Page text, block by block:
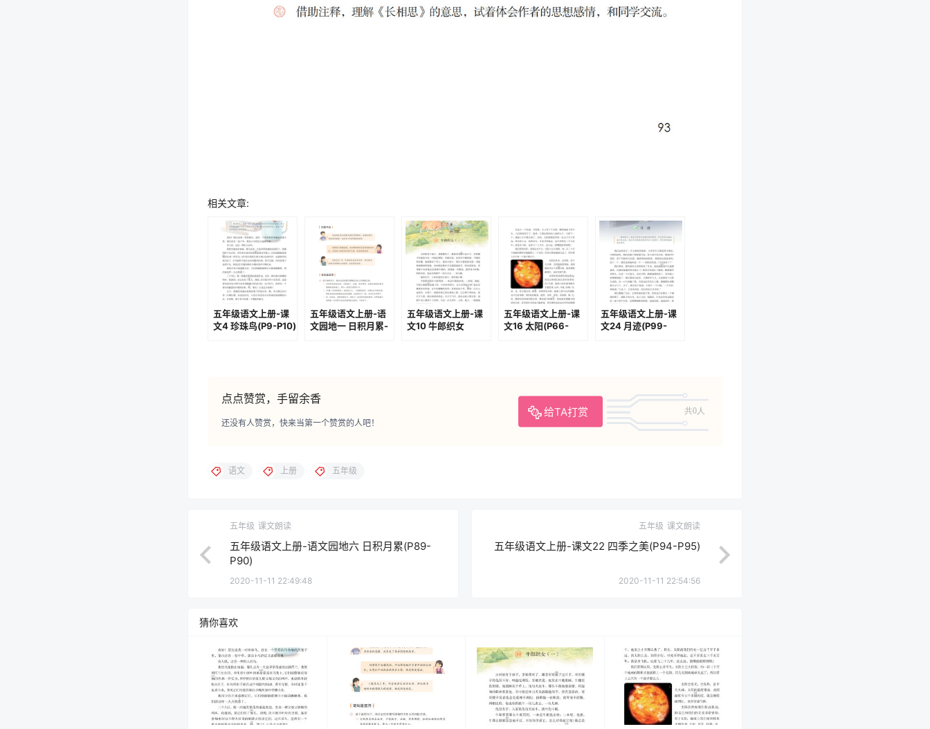
相关文章:
五年级语文上册-课
文4 珍珠鸟(P9-P10)
五年级语文上册-语
文园地一 日积月累-
五年级语文上册-课
文10 牛郎织女
五年级语文上册-课
文16 太阳(P66-
五年级语文上册-课
文24 月迹(P99-
点点赞赏，手留余香
给TA打赏 共0人
还没有人赞赏，快来当第一个赞赏的人吧！
语文 上册 五年级
五年级 课文朗读
五年级语文上册-语文园地六 日积月累(P89-
P90)
2020-11-11 22:49:48
五年级 课文朗读
五年级语文上册-课文22 四季之美(P94-P95)
2020-11-11 22:54:56
猜你喜欢